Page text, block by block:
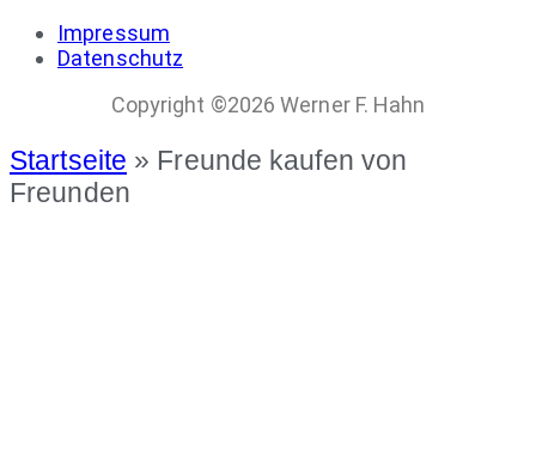
Impressum
Datenschutz
Copyright ©2026 Werner F. Hahn
Startseite » Freunde kaufen von
Freunden